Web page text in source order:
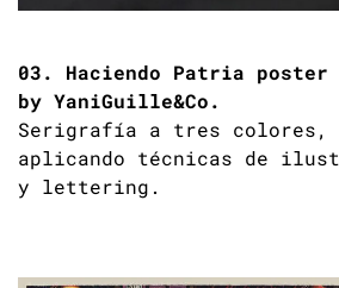
03. Haciendo Patria poster
by YaniGuille&Co.
Serigrafía a tres colores,
aplicando técnicas de
y lettering.